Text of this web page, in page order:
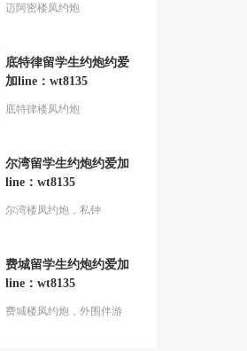
迈阿密楼凤约炮
底特律留学生约炮约爱
加line：wt8135
底特律楼凤约炮
尔湾留学生约炮约爱加
line：wt8135
尔湾楼凤约炮，私钟
费城留学生约炮约爱加
line：wt8135
费城楼凤约炮，外围伴游